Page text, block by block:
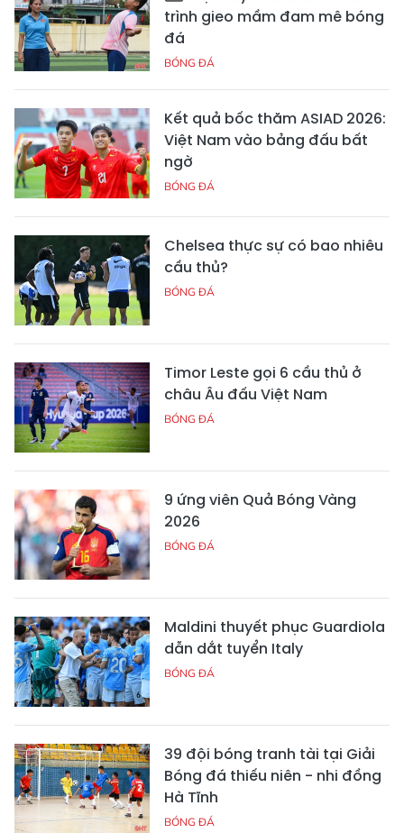
trình gieo mầm đam mê bóng
đá
BÓNG ĐÁ
Kết quả bốc thăm ASIAD 2026:
Việt Nam vào bảng đấu bất
ngờ
BÓNG ĐÁ
Chelsea thực sự có bao nhiêu
cầu thủ?
BÓNG ĐÁ
Timor Leste gọi 6 cầu thủ ở
châu Âu đấu Việt Nam
BÓNG ĐÁ
9 ứng viên Quả Bóng Vàng
2026
BÓNG ĐÁ
Maldini thuyết phục Guardiola
dẫn dắt tuyển Italy
BÓNG ĐÁ
39 đội bóng tranh tài tại Giải
Bóng đá thiếu niên - nhi đồng
Hà Tĩnh
BÓNG ĐÁ